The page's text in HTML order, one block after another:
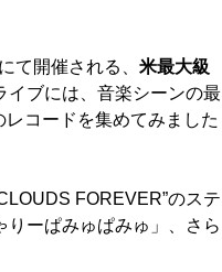
て開催される、 米最大級
イブには、音楽シーンの最
コードを集めてみました
FOREVER”のステ
ーぱみゅぱみゅ」、さら